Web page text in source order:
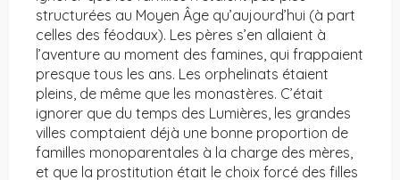
structurées au Moyen Âge qu’aujourd’hui (à part
celles des féodaux). Les pères s’en allaient à
l’aventure au moment des famines, qui frappaient
presque tous les ans. Les orphelinats étaient
pleins, de même que les monastères. C’était
ignorer que du temps des Lumières, les grandes
villes comptaient déjà une bonne proportion de
familles monoparentales à la charge des mères,
et que la prostitution était le choix forcé des filles